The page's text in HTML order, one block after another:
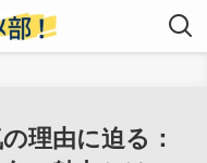
理由に迫る：